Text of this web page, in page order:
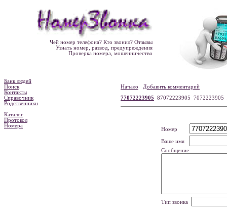
Чей номер телефона? Кто звонил? Отзывы
Узнать номер, развод, предупреждения
Проверка номера, мошенничество
Банк людей
Поиск
Контакты
Справочник
Родственники
Каталог
Протокол
Номера
Начало
Добавить комментарий
77072223905 87072223905 7072223905
Номер
Ваше имя
Сообщение
Тип звонка